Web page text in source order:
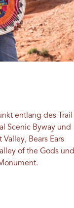
entlang des Trail
Scenic Byway und
Bears Ears
of the Gods und